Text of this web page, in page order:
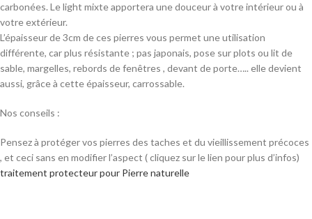
carbonées. Le light mixte apportera une douceur à votre intérieur ou à
votre extérieur.
L’épaisseur de 3cm de ces pierres vous permet une utilisation
différente, car plus résistante ; pas japonais, pose sur plots ou lit de
sable, margelles, rebords de fenêtres , devant de porte….. elle devient
aussi, grâce à cette épaisseur, carrossable.
Nos conseils :
Pensez à protéger vos pierres des taches et du vieillissement précoces
, et ceci sans en modifier l’aspect ( cliquez sur le lien pour plus d’infos)
traitement protecteur pour Pierre naturelle